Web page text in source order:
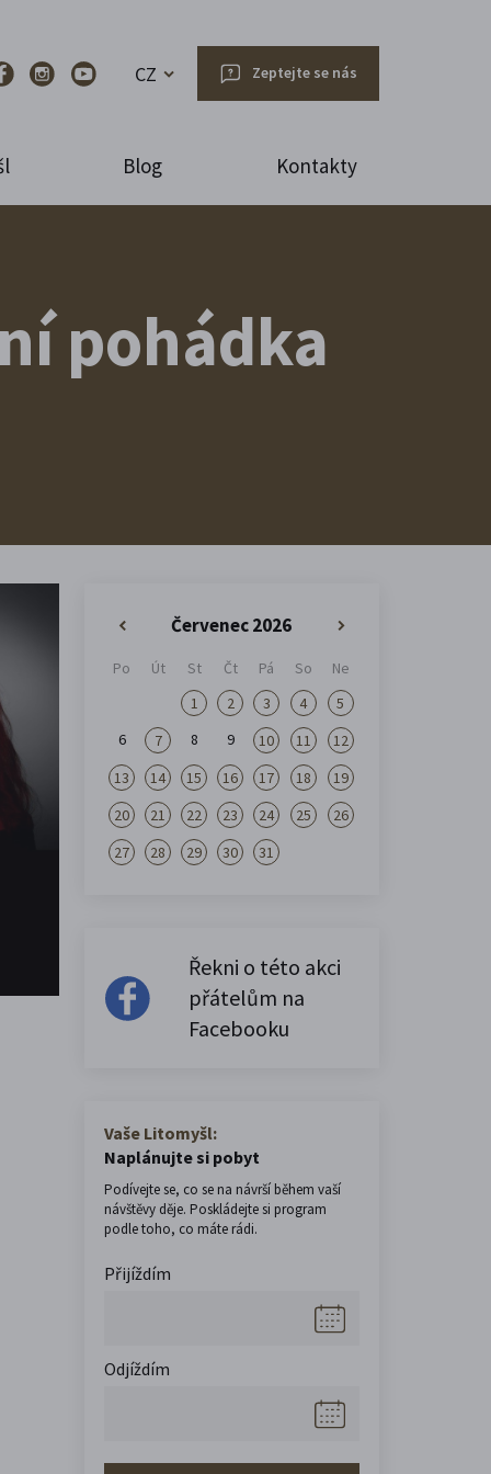
CZ Zeptejte se nás
Blog Kontakty
pohádka
Červenec 2026
»
Po Út St Čt Pá So
Ne
1
2 3 4
5
6
7 8 9 10 11
12
13
14 15 16 17 18
19
20
21 22 23 24 25
26
27
28 29 30 31
Řekni o této akci
přátelům na
Facebooku
Vaše Litomyšl:
Naplánujte si pobyt
Podívejte se, co se na návrší během vaší
návštěvy děje. Poskládejte si program
podle toho, co máte rádi.
Přijíždím
Odjíždím